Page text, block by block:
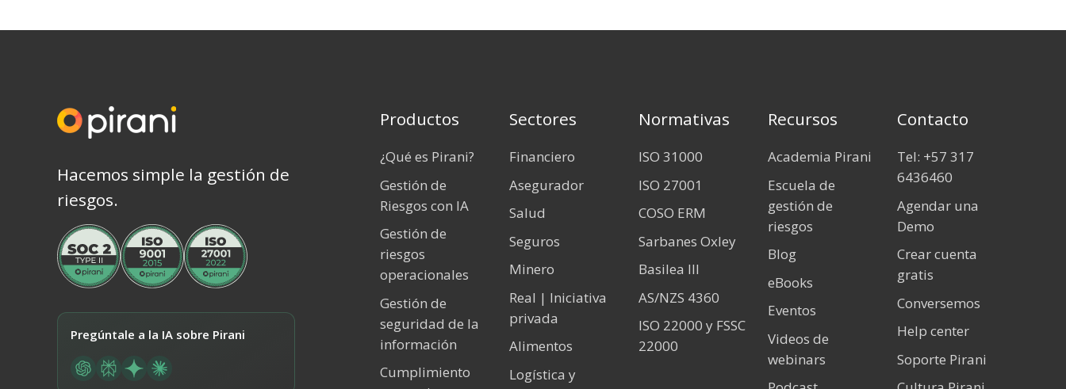
Hacemos simple la gestión de
riesgos.
Pregúntale a la IA sobre Pirani
Productos
¿Qué es Pirani?
Gestión de
Riesgos con IA
Gestión de
riesgos
operacionales
Gestión de
seguridad de la
información
Cumplimiento
Sectores
Financiero
Asegurador
Salud
Seguros
Minero
Real | Iniciativa
privada
Alimentos
Logística y
Normativas
ISO 31000
ISO 27001
COSO ERM
Sarbanes Oxley
Basilea III
AS/NZS 4360
ISO 22000 y FSSC
22000
Recursos
Academia Pirani
Escuela de
gestión de
riesgos
Blog
eBooks
Eventos
Videos de
webinars
Contacto
Tel: +57 317
6436460
Agendar una
Demo
Crear cuenta
gratis
Conversemos
Help center
Soporte Pirani